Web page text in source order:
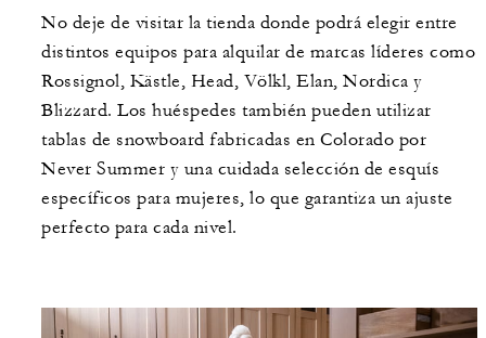
No deje de visitar la tienda donde podrá elegir entre
distintos equipos para alquilar de marcas líderes como
Rossignol, Kästle, Head, Völkl, Elan, Nordica y
Blizzard. Los huéspedes también pueden utilizar
tablas de snowboard fabricadas en Colorado por
Never Summer y una cuidada selección de esquís
específicos para mujeres, lo que garantiza un ajuste
perfecto para cada nivel.